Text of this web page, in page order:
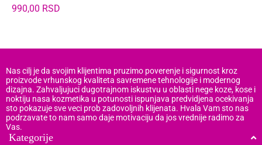
990,00 RSD
Nas cilj je da svojim klijentima pruzimo poverenje i sigurnost kroz
proizvode vrhunskog kvaliteta savremene tehnologije i modernog
dizajna. Zahvaljujuci dugotrajnom iskustvu u oblasti nege koze, kose i
noktiju nasa kozmetika u potunosti ispunjava predvidjena ocekivanja
sto pokazuje sve veci prob zadovoljnih klijenata. Hvala Vam sto nas
podrzavate to nam samo daje motivaciju da jos vrednije radimo za
Vas.
Kategorije